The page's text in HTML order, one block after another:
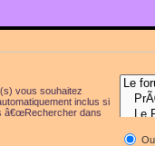
vous souhaitez
inclus si
â€œRechercher dans